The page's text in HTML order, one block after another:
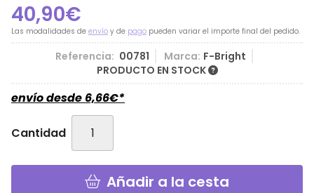
40,90€
Las modalidades de envío y de pago pueden variar el importe final del pedido.
Referencia: 00781 Marca: F-Bright
PRODUCTO EN STOCK
envío desde 6,66€*
Cantidad
Añadir a la cesta